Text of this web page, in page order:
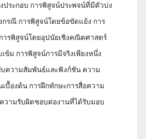
ประกอบ การพิสูจน์ประพจน์ที่มีตัวบ่ง
รณี การพิสูจน์โดยข้อขัดแย้ง การ
รพิสูจน์โดยอุปนัยเชิงคณิตศาสตร์
ม การพิสูจน์การมีจริงเพียงหนึ่ง
บความสัมพันธ์และฟังก์ชัน ความ
บื้องต้น การฝึกทักษะการสื่อความ
วามรับผิดชอบต่องานที่ได้รับมอบ